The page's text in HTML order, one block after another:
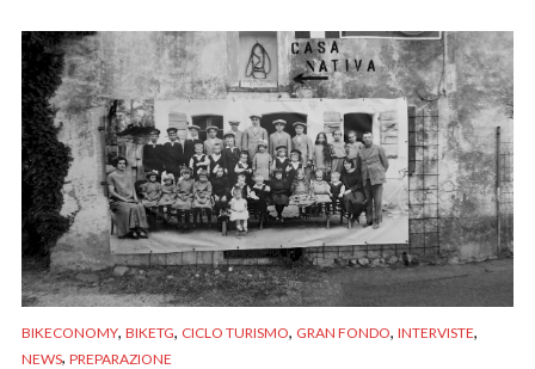
BIKECONOMY, BIKETG, CICLO TURISMO, GRAN FONDO, INTERVISTE,
NEWS, PREPARAZIONE